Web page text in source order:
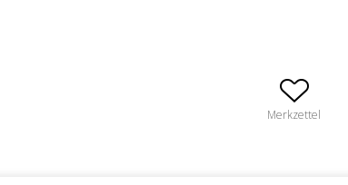
Merkzettel